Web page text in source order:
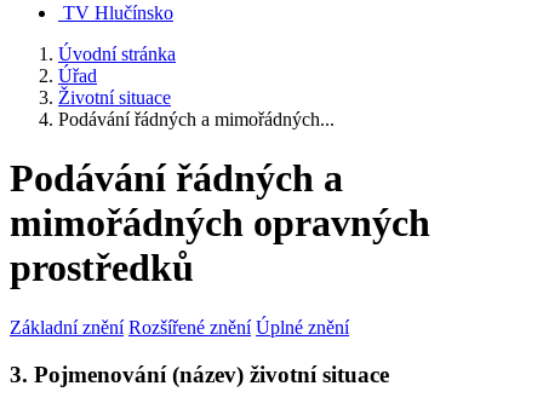
TV Hlučínsko
Úvodní stránka
Úřad
Životní situace
Podávání řádných a mimořádných...
Podávání řádných a
mimořádných opravných
prostředků
Základní znění Rozšířené znění Úplné znění
3. Pojmenování (název) životní situace